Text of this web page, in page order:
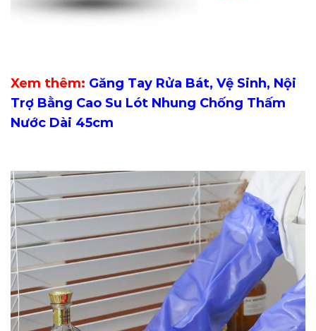
Xem thêm: Găng Tay Rửa Bát, Vệ Sinh, Nội
Trợ Bằng Cao Su Lót Nhung Chống Thấm
Nước Dài 45cm